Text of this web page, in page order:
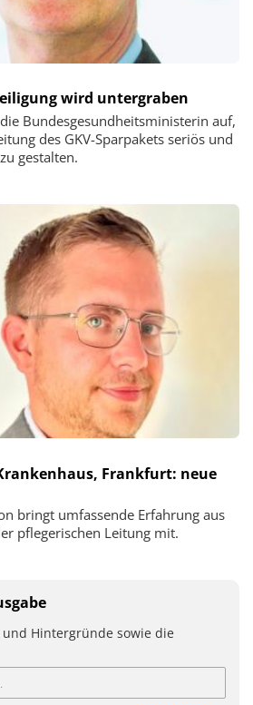
wird untergraben
Bundesgesundheitsministerin auf,
des GKV-Sparpakets seriös und
gestalten.
Frankfurt: neue
bringt umfassende Erfahrung aus
pflegerischen Leitung mit.
Hintergründe sowie die